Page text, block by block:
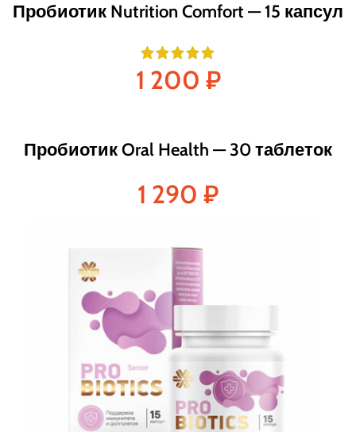
Пробиотик Nutrition Comfort — 15 капсул
1 200 ₽
Пробиотик Oral Health — 30 таблеток
1 290 ₽